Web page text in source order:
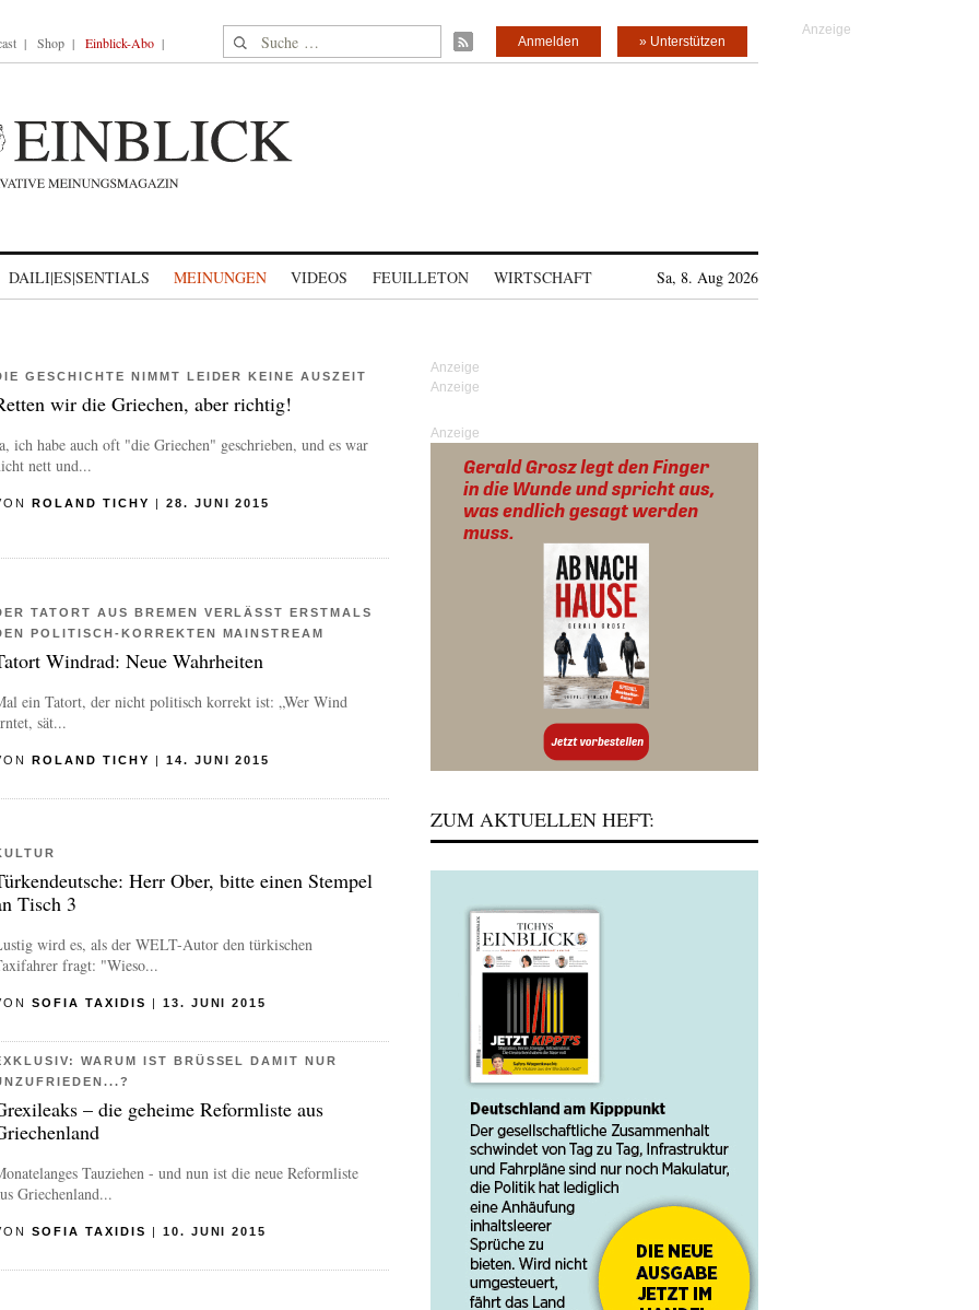
Shop Einblick-Abo Suche nach: » Unterstützen
Anmelden
DAILI|ES|SENTIALS MEINUNGEN VIDEOS FEUILLETON WIRTSCHAFT Sa, 8. Aug 2026
GESCHICHTE NIMMT LEIDER KEINE AUSZEIT
wir die Griechen, aber richtig!
ich habe auch oft "die Griechen" geschrieben, und es war
nett und...
ROLAND TICHY | 28. JUNI 2015
TATORT AUS BREMEN VERLÄSST ERSTMALS
POLITISCH-KORREKTEN MAINSTREAM
Windrad: Neue Wahrheiten
ein Tatort, der nicht politisch korrekt ist: „Wer Wind
sät...
ROLAND TICHY | 14. JUNI 2015
Herr Ober, bitte einen Stempel
Tisch 3
wird es, als der WELT-Autor den türkischen
fragt: "Wieso...
SOFIA TAXIDIS | 13. JUNI 2015
WARUM IST BRÜSSEL DAMIT NUR
– die geheime Reformliste aus
Tauziehen - und nun ist die neue Reformliste
Griechenland...
SOFIA TAXIDIS | 10. JUNI 2015
Anzeige
ZUM AKTUELLEN HEFT: